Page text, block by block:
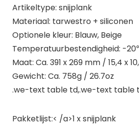
Artikeltype: snijplank
Materiaal: tarwestro + siliconen
Optionele kleur: Blauw, Beige
Temperatuurbestendigheid: -
Maat: Ca. 391 x 269 mm / 15,4 x
Gewicht: Ca. 758g / 26.7oz
.we-text table td,.we-text table
Pakketlijst:< /a>1 x snijplank